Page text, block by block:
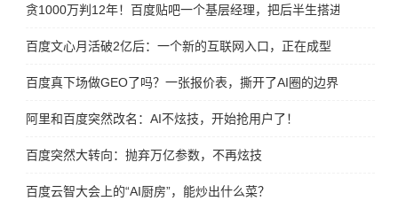
贪1000万判12年！百度贴吧一个基层经理，把后半生搭进去了
百度文心月活破2亿后：一个新的互联网入口，正在成型
百度真下场做GEO了吗？一张报价表，撕开了AI圈的边界
阿里和百度突然改名：AI不炫技，开始抢用户了！
百度突然大转向：抛弃万亿参数，不再炫技
百度云智大会上的“AI厨房”，能炒出什么菜？